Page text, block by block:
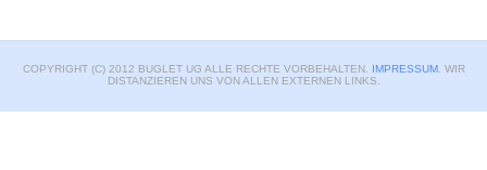
COPYRIGHT (C) 2012 BUGLET UG ALLE RECHTE VORBEHALTEN. IMPRESSUM. WIR
DISTANZIEREN UNS VON ALLEN EXTERNEN LINKS.